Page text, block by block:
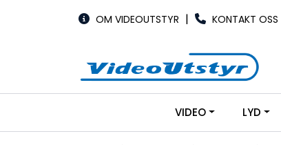
OM VIDEOUTSTYR | KONTAKT OSS
VIDEO LYD